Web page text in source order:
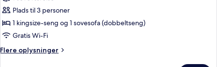
af
Deluxe-
værelse
-
1
Plads til 3 personer
1 kingsize-seng og 1 sovesofa (dobbeltseng)
Gratis Wi-Fi
Flere oplysninger
Flere